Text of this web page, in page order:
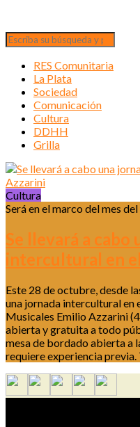
RES Comunitaria
La Plata
Sociedad
Comunicación
Cultura
DDHH
Grilla
Cultura
Será en el marco del mes
Se llevará a cabo
intercultural en
Este 28 de octubre, desde
una jornada intercultural en
Musicales Emilio Azzarini
abierta y gratuita a todo
mesa de bordado abierta a
requiere experiencia